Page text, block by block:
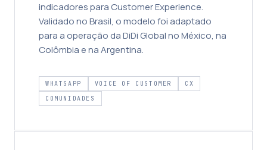
indicadores para Customer Experience.
Validado no Brasil, o modelo foi adaptado
para a operação da DiDi Global no México, na
Colômbia e na Argentina.
WHATSAPP VOICE OF CUSTOMER
CX
COMUNIDADES